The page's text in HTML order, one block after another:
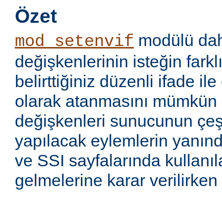
Özet
mod_setenvif modülü
değişkenlerinin isteğin
belirttiğiniz düzenli ifade ile
olarak atanmasını
değişkenleri sunucunun
yapılacak eylemlerin
ve SSI sayfalarında
gelmelerine karar verilirken